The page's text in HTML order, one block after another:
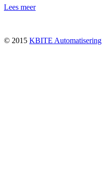
Lees meer
© 2015 KBITE Automatisering